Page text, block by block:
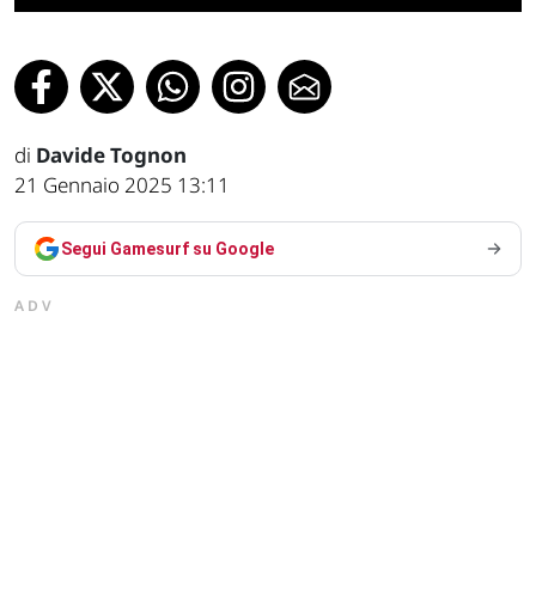
di Davide Tognon
21 Gennaio 2025 13:11
Segui Gamesurf su Google
ADV